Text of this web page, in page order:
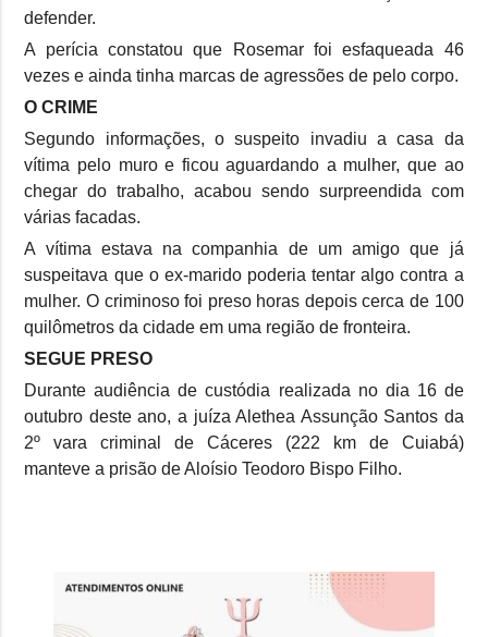
defender.
A perícia constatou que Rosemar foi esfaqueada 46
vezes e ainda tinha marcas de agressões de pelo corpo.
O CRIME
Segundo informações, o suspeito invadiu a casa da
vítima pelo muro e ficou aguardando a mulher, que ao
chegar do trabalho, acabou sendo surpreendida com
várias facadas.
A vítima estava na companhia de um amigo que já
suspeitava que o ex-marido poderia tentar algo contra a
mulher. O criminoso foi preso horas depois cerca de 100
quilômetros da cidade em uma região de fronteira.
SEGUE PRESO
Durante audiência de custódia realizada no dia 16 de
outubro deste ano, a juíza Alethea Assunção Santos da
2º vara criminal de Cáceres (222 km de Cuiabá)
manteve a prisão de Aloísio Teodoro Bispo Filho.